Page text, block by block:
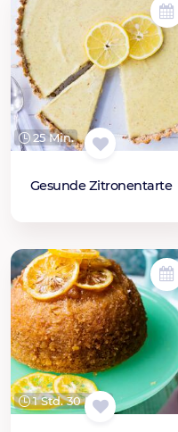
25 Min.
Gesunde Zitronentarte
1 Std. 30 Min.